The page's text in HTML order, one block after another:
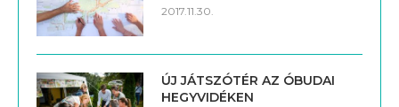
2017.11.30.
ÚJ JÁTSZÓTÉR AZ ÓBUDAI
HEGYVIDÉKEN